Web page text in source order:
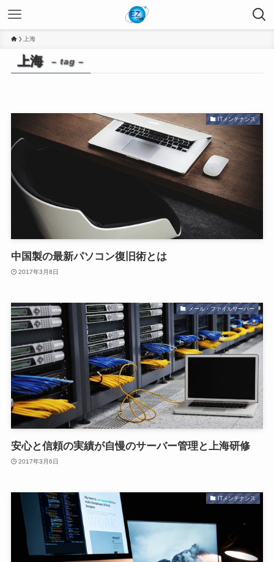
上海
上海 – tag –
ITメンテナンス
中国製の最新パソコン復旧術とは
2017年3月8日
メール・ファイルサーバー
安心と信頼の実績が自慢のサーバー管理と上海研修
2017年3月6日
ITメンテナンス